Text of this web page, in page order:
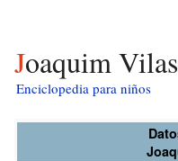
Joaquim
Enciclopedia para niños